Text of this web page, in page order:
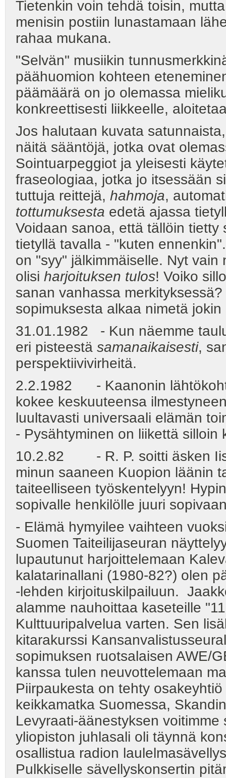
Tietenkin voin tehdä toisin,
menisin postiin lunastamaan
rahaa mukana.
"Selvän" musiikin
päähuomion kohteen
päämäärä on jo olemassa
konkreettisesti liikkeelle,
Jos halutaan kuvata
näitä sääntöjä, jotka ovat
Sointuarpeggiot ja yleisesti
fraseologiaa, jotka jo itsessään
tuttuja reittejä, hahmoja,
tottumuksesta edetä ajassa
Voidaan sanoa, että tällöin
tietyllä tavalla - "kuten
on "syy" jälkimmäiselle. Nyt
olisi harjoituksen tulos! Voiko
sanan vanhassa
sopimuksesta alkaa nimetä
31.01.1982 - Kun näemme
eri pisteestä samanaikaisesti,
perspektiivivirheitä.
2.2.1982 - Kaanonin
kokee keskuuteensa
luultavasti universaali elämän
- Pysähtyminen on liikettä
10.2.82 - R. P. soitti äsken
minun saaneen Kuopion läänin
taiteelliseen työskentelyyn!
sopivalle henkilölle juuri
- Elämä hymyilee vaihteen
Suomen Taiteilijaseuran
lupautunut harjoittelemaan
kalatarinallani (1980-82?) olen
-lehden kirjoituskilpailuun.
alamme nauhoittaa kaseteille
Kulttuuripalvelua varten. Sen
kitarakurssi
sopimuksen ruotsalaisen AWE/
kanssa tulen neuvottelemaan
Piirpaukesta on tehty
keikkamatka Suomessa,
Levyraati-äänestyksen
yliopiston juhlasali oli täynnä
osallistua radion
Pulkkiselle sävellyskonsertin